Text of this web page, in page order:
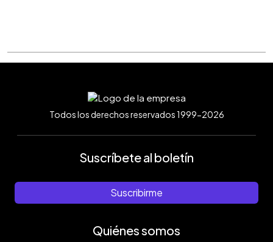
Todos los derechos reservados 1999-2026
Suscríbete al boletín
Suscribirme
Quiénes somos